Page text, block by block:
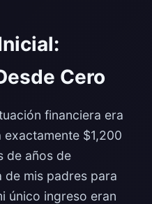
Cero
financiera era
$1,200
de años de
de mis padres para
único ingreso eran